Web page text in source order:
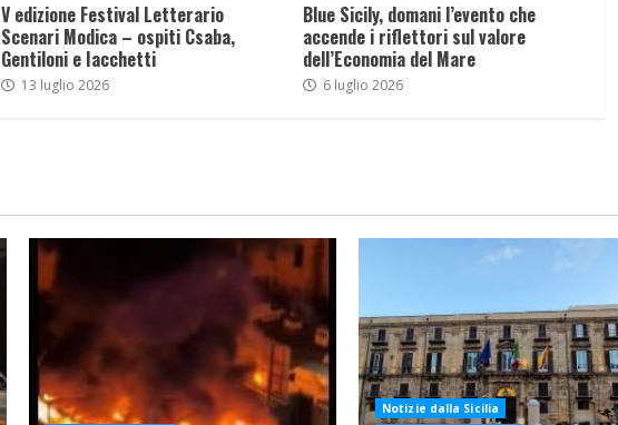
V edizione Festival Letterario
Scenari Modica – ospiti Csaba,
Gentiloni e Iacchetti
13 luglio 2026
Blue Sicily, domani l’evento che
accende i riflettori sul valore
dell’Economia del Mare
6 luglio 2026
Notizie dalla Sicilia